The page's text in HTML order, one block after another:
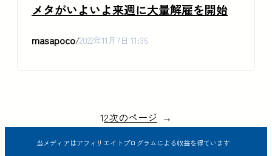
メタがいよいよ来週に大量解雇を開始
masapoco/2022年11月7日 11:36
12次のページ →
当メディアはアフィリエイトプログラムによる収益を得ています